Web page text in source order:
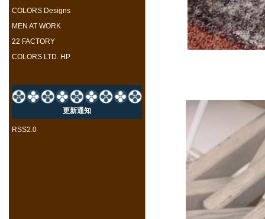
COLORS Designs
MEN AT WORK
22 FACTORY
COLORS LTD. HP
更新通知
RSS2.0